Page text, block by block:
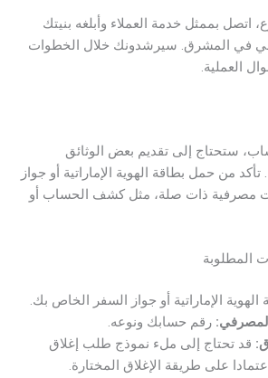
اتصل بممثل خدمة العملاء وأبلغه بنيتك
في المشرق. سيرشدونك خلال الخطوات
العملية.
ستحتاج إلى تقديم بعض الوثائق
من حمل بطاقة الهوية الإماراتية أو جواز
مصرفية ذات صلة، مثل كشف الحساب أو
المطلوبة
الهوية الإماراتية أو جواز السفر الخاص بك.
رقم حسابك ونوعه.
قد تحتاج إلى ملء نموذج طلب إغلاق
على طريقة الإغلاق المختارة.